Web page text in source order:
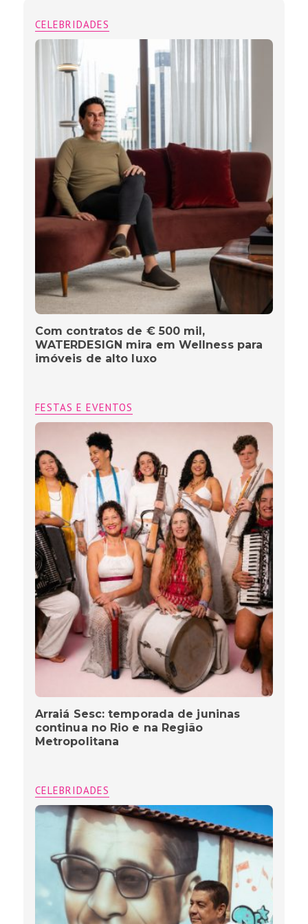
CELEBRIDADES
Com contratos de € 500 mil,
WATERDESIGN mira em Wellness para
imóveis de alto luxo
FESTAS E EVENTOS
Arraiá Sesc: temporada de juninas
continua no Rio e na Região
Metropolitana
CELEBRIDADES